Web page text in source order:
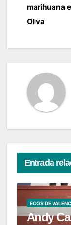
marihuana
Oliva
Entrada
ECOS DE
Andy